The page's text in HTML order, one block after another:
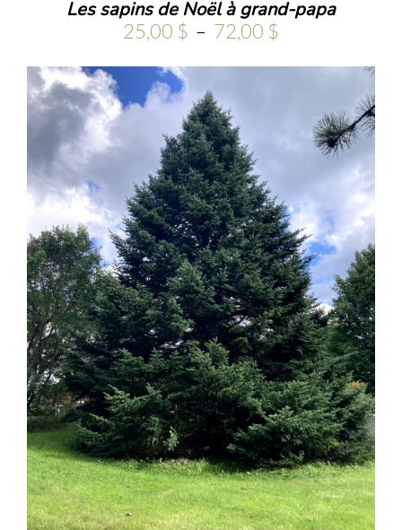
Les sapins de Noël à grand-papa
25,00 $ – 72,00 $
prix :
72,00 $